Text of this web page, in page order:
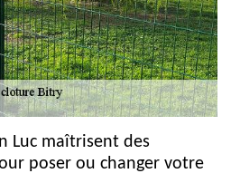
Luc maîtrisent des
poser ou changer votre